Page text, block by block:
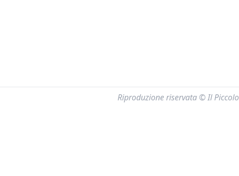
Riproduzione riservata © Il Piccolo